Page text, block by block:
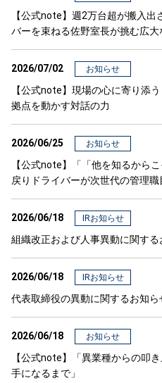
【公式note】週2万台超が搬入
バーを束ねる佐野室長が挑む広
2026/07/02 お知らせ
【公式note】現場の心に寄り添
拠点を動かす対話の力
2026/06/25 お知らせ
【公式note】「「他を知るから
戻りドライバーが次世代の管理職
2026/06/18 IRお知らせ
組織改正および人事異動に関する
2026/06/18 IRお知らせ
代表取締役の異動に関するお知ら
2026/06/18 お知らせ
【公式note】「異業種からの叩
手になるまで」